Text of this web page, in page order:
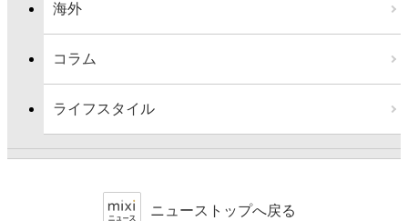
海外
コラム
ライフスタイル
ニューストップへ戻る